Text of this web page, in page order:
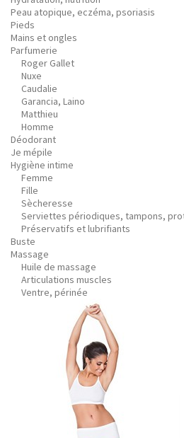
Peau atopique, eczéma, psoriasis
Pieds
Mains et ongles
Parfumerie
Roger Gallet
Nuxe
Caudalie
Garancia, Laino
Matthieu
Homme
Déodorant
Je mépile
Hygiène intime
Femme
Fille
Sècheresse
Serviettes périodiques, tampons,
Préservatifs et lubrifiants
Buste
Massage
Huile de massage
Articulations muscles
Ventre, périnée